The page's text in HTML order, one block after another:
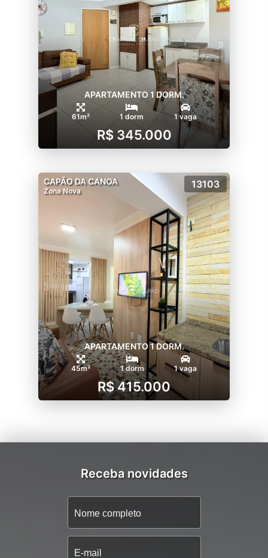
APARTAMENTO 1 DORM.
61m² 1 dorm 1 vaga
R$ 345.000
CAPÃO DA CANOA
Zona Nova
13103
APARTAMENTO 1 DORM.
45m² 1 dorm 1 vaga
R$ 415.000
Receba novidades